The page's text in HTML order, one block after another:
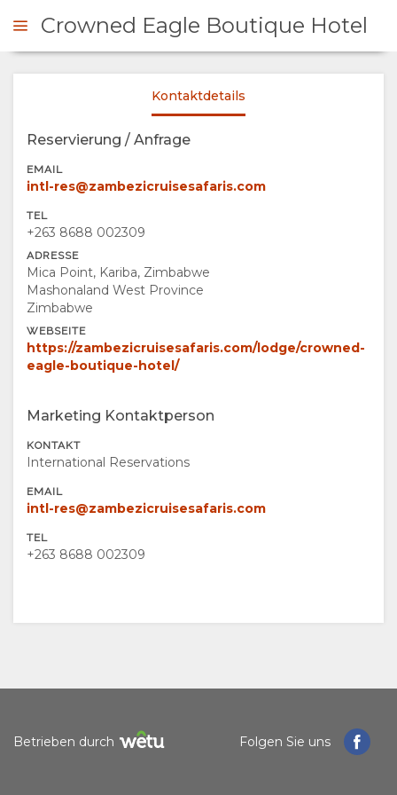
ÜBERSICHT
WARUM HIER
ÜBERNACHTEN
EINRICHTUNGEN
DOKUMENTE
AUFENTHALT
ZIMMERKATEGORIE
GALERIE
FOTOS
VIDEOS
GENIESSEN
AKTIVITÄTEN
LANDKARTE
ORT
WEGBESCHREIBUNGEN
KONTAKT
SPRACHE
WECHSELN
Crowned Eagle Boutique Hotel
Kontaktdetails
Reservierung / Anfrage
EMAIL
intl-res@zambezicruisesafaris.com
TEL
+263 8688 002309
ADRESSE
Mica Point, Kariba, Zimbabwe
Mashonaland West Province
Zimbabwe
WEBSEITE
https://zambezicruisesafaris.com/lodge/crowned-
eagle-boutique-hotel/
Marketing Kontaktperson
KONTAKT
International Reservations
EMAIL
intl-res@zambezicruisesafaris.com
TEL
+263 8688 002309
Betrieben durch Folgen Sie uns